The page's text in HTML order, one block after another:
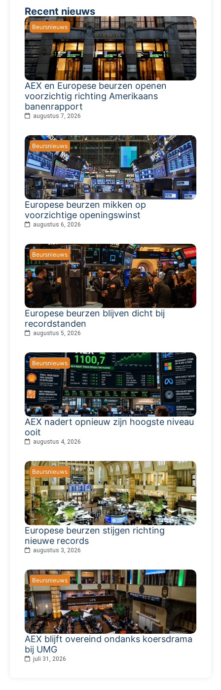
Recent nieuws
Beursnieuws
AEX en Europese beurzen openen
voorzichtig richting Amerikaans
banenrapport
augustus 7, 2026
Beursnieuws
Europese beurzen mikken op
voorzichtige openingswinst
augustus 6, 2026
Beursnieuws
Europese beurzen blijven dicht bij
recordstanden
augustus 5, 2026
Beursnieuws
AEX nadert opnieuw zijn hoogste niveau
ooit
augustus 4, 2026
Beursnieuws
Europese beurzen stijgen richting
nieuwe records
augustus 3, 2026
Beursnieuws
AEX blijft overeind ondanks koersdrama
bij UMG
juli 31, 2026